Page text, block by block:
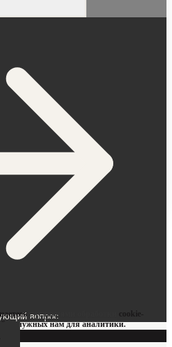
вопрос
с условиями обработки
cookie-
нужных нам для аналитики.